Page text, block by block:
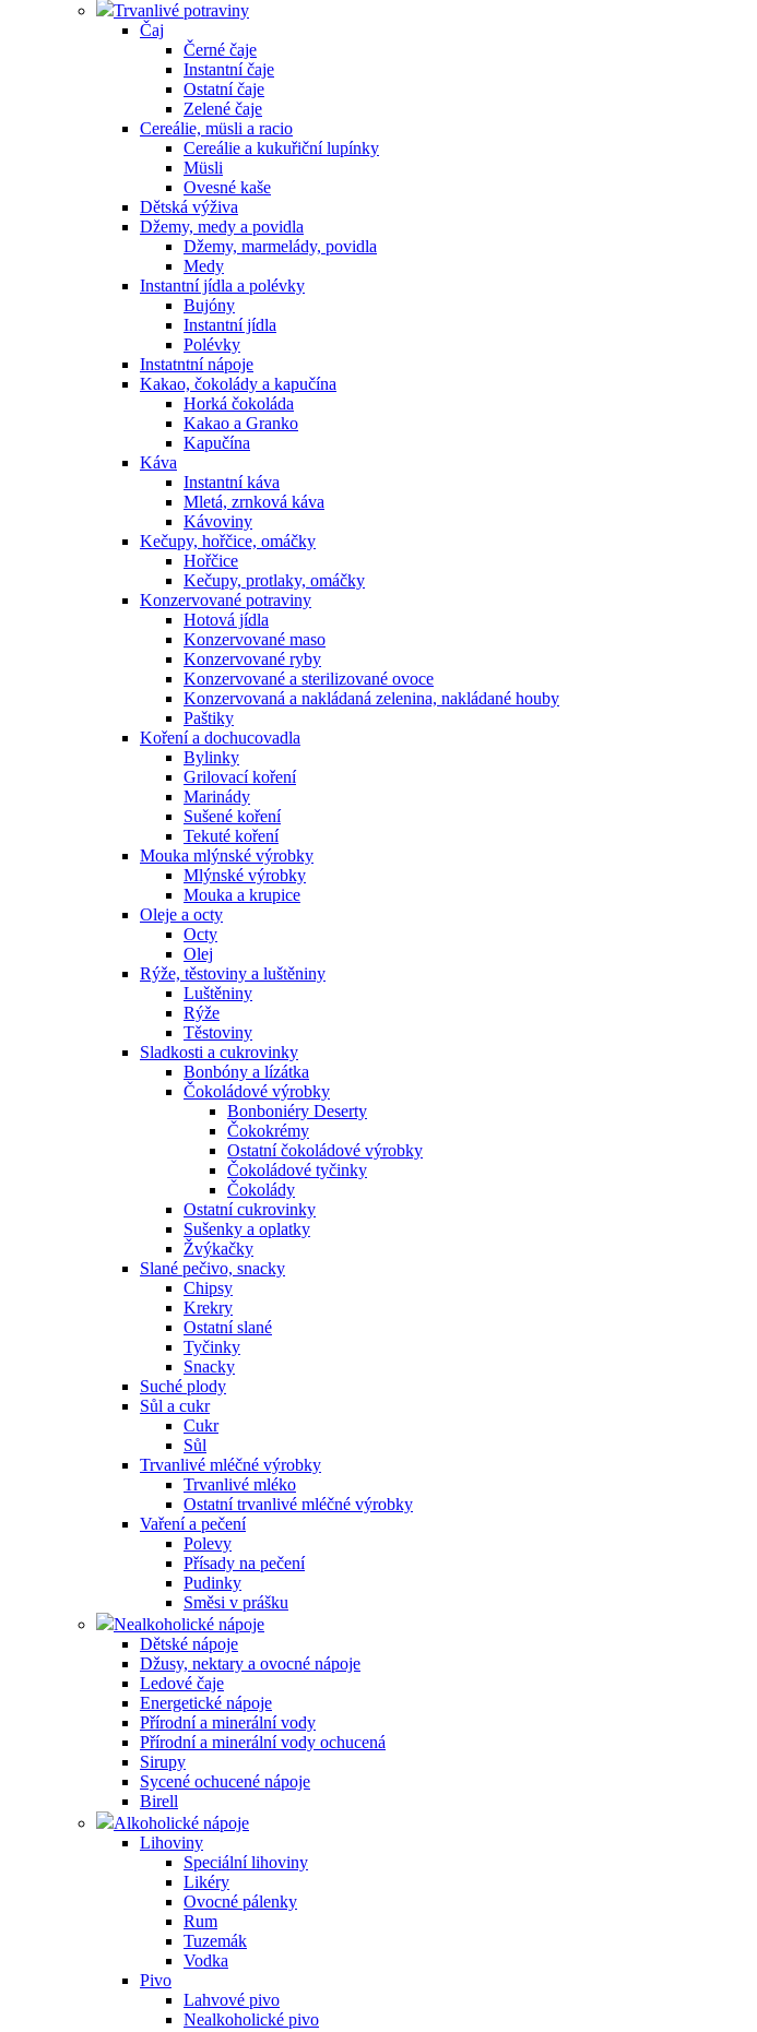
Trvanlivé potraviny
Čaj
Černé čaje
Instantní čaje
Ostatní čaje
Zelené čaje
Cereálie, müsli a racio
Cereálie a kukuřiční lupínky
Müsli
Ovesné kaše
Dětská výživa
Džemy, medy a povidla
Džemy, marmelády, povidla
Medy
Instantní jídla a polévky
Bujóny
Instantní jídla
Polévky
Instatntní nápoje
Kakao, čokolády a kapučína
Horká čokoláda
Kakao a Granko
Kapučína
Káva
Instantní káva
Mletá, zrnková káva
Kávoviny
Kečupy, hořčice, omáčky
Hořčice
Kečupy, protlaky, omáčky
Konzervované potraviny
Hotová jídla
Konzervované maso
Konzervované ryby
Konzervované a sterilizované ovoce
Konzervovaná a nakládaná zelenina, nakládané houby
Paštiky
Koření a dochucovadla
Bylinky
Grilovací koření
Marinády
Sušené koření
Tekuté koření
Mouka mlýnské výrobky
Mlýnské výrobky
Mouka a krupice
Oleje a octy
Octy
Olej
Rýže, těstoviny a luštěniny
Luštěniny
Rýže
Těstoviny
Sladkosti a cukrovinky
Bonbóny a lízátka
Čokoládové výrobky
Bonboniéry Deserty
Čokokrémy
Ostatní čokoládové výrobky
Čokoládové tyčinky
Čokolády
Ostatní cukrovinky
Sušenky a oplatky
Žvýkačky
Slané pečivo, snacky
Chipsy
Krekry
Ostatní slané
Tyčinky
Snacky
Suché plody
Sůl a cukr
Cukr
Sůl
Trvanlivé mléčné výrobky
Trvanlivé mléko
Ostatní trvanlivé mléčné výrobky
Vaření a pečení
Polevy
Přísady na pečení
Pudinky
Směsi v prášku
Nealkoholické nápoje
Dětské nápoje
Džusy, nektary a ovocné nápoje
Ledové čaje
Energetické nápoje
Přírodní a minerální vody
Přírodní a minerální vody ochucená
Sirupy
Sycené ochucené nápoje
Birell
Alkoholické nápoje
Lihoviny
Speciální lihoviny
Likéry
Ovocné pálenky
Rum
Tuzemák
Vodka
Pivo
Lahvové pivo
Nealkoholické pivo